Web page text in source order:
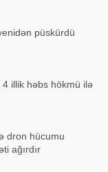
püskürdü
illik həbs hökmü ilə
dron hücumu
ağırdır